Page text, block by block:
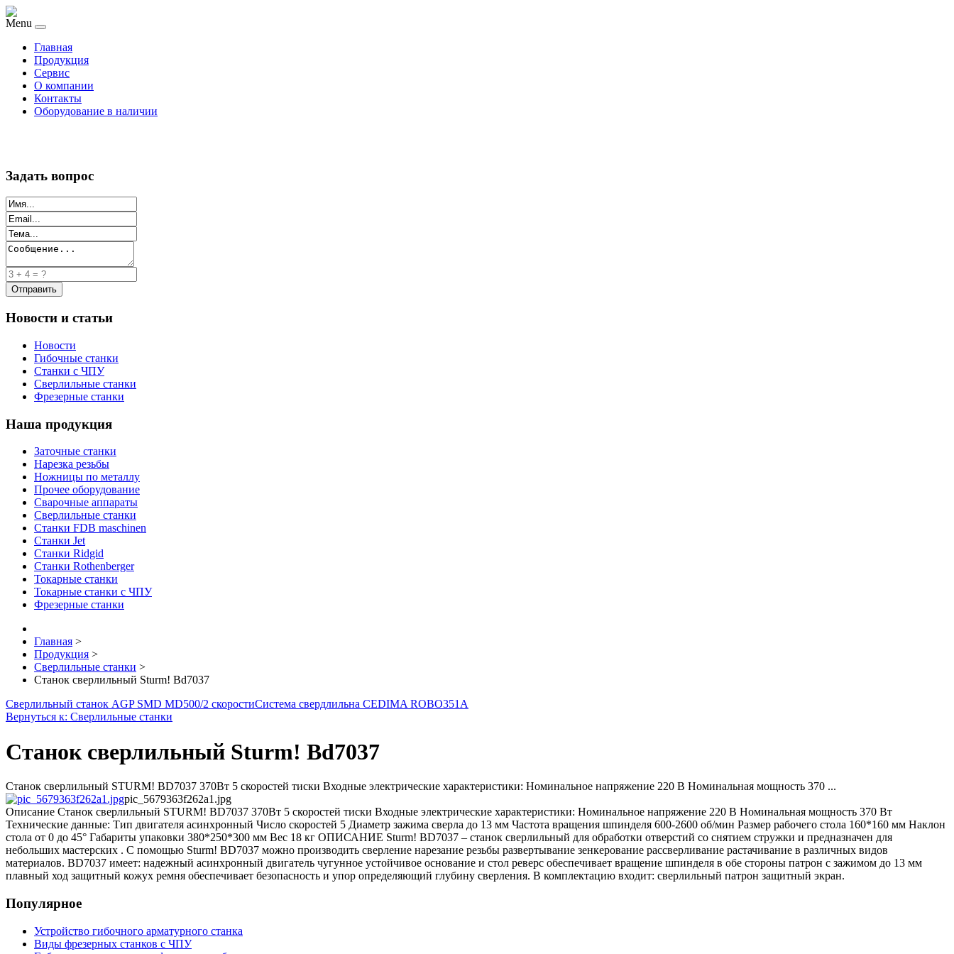
Menu
Главная
Продукция
Сервис
О компании
Контакты
Оборудование в наличии
Задать вопрос
Новости и статьи
Новости
Гибочные станки
Станки с ЧПУ
Сверлильные станки
Фрезерные станки
Наша продукция
Заточные станки
Нарезка резьбы
Ножницы по металлу
Прочее оборудование
Сварочные аппараты
Сверлильные станки
Станки FDB maschinen
Станки Jet
Станки Ridgid
Станки Rothenberger
Токарные станки
Токарные станки с ЧПУ
Фрезерные станки
Главная >
Продукция >
Сверлильные станки >
Станок сверлильный Sturm! Bd7037
Сверлильный станок AGP SMD MD500/2 скоростиСистема свердлильна CEDIMA ROBO351A
Вернуться к: Сверлильные станки
Станок сверлильный Sturm! Bd7037
Станок сверлильный STURM! BD7037 370Вт 5 скоростей тиски Входные электрические характеристики: Номинальное напряжение 220 В Номинальная мощность 370 ...
pic_5679363f262a1.jpg
Описание Станок сверлильный STURM! BD7037 370Вт 5 скоростей тиски Входные электрические характеристики: Номинальное напряжение 220 В Номинальная мощность 370 Вт
Технические данные: Тип двигателя асинхронный Число скоростей 5 Диаметр зажима сверла до 13 мм Частота вращения шпинделя 600-2600 об/мин Размер рабочего стола 160*160 мм Наклон
стола от 0 до 45° Габариты упаковки 380*250*300 мм Вес 18 кг ОПИСАНИЕ Sturm! BD7037 – станок сверлильный для обработки отверстий со снятием стружки и предназначен для
небольших мастерских . С помощью Sturm! BD7037 можно производить сверление нарезание резьбы развертывание зенкерование рассверливание растачивание в различных видов
материалов. BD7037 имеет: надежный асинхронный двигатель чугунное устойчивое основание и стол реверс обеспечивает вращение шпинделя в обе стороны патрон с зажимом до 13 мм
плавный ход защитный кожух ремня обеспечивает безопасность и упор определяющий глубину сверления. В комплектацию входит: сверлильный патрон защитный экран.
Популярное
Устройство гибочного арматурного станка
Виды фрезерных станков с ЧПУ